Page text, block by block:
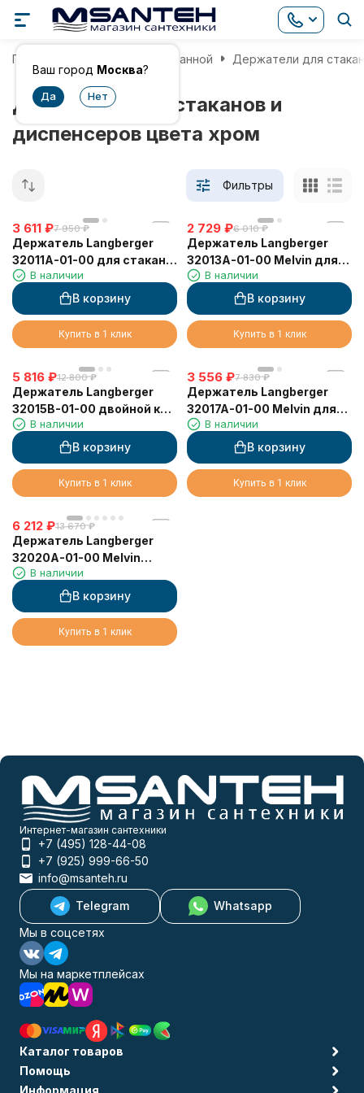
Ваш город Москва?
Главная Аксессуары для ванной Держатели для
Держатели для стаканов и
диспенсеров цвета хром
Фильтры
3 611 ₽7 950 ₽
Держатель Langberger
32011A-01-00 для стакана
или диспенсера
одинарный к стене
В наличии
В корзину
Купить в 1 клик
2 729 ₽6 010 ₽
Держатель Langberger
32013A-01-00 Melvin для
стакана или диспенсера
одинарный настольный
В наличии
В корзину
Купить в 1 клик
5 816 ₽12 800 ₽
Держатель Langberger
32015B-01-00 двойной к
стене с полкой
(мыльница, стакан,
диспенсер)
В наличии
В корзину
Купить в 1 клик
3 556 ₽7 830 ₽
Держатель Langberger
32017A-01-00 Melvin для
стаканов двойной
В наличии
В корзину
Купить в 1 клик
6 212 ₽13 670 ₽
Держатель Langberger
32020A-01-00 Melvin
тройной к стене (для
мыльницы, стакана,
диспенсера)
В наличии
В корзину
Купить в 1 клик
Интернет-магазин сантехники
+7 (495) 128-44-08
+7 (925) 999-66-50
info@msanteh.ru
Telegram
Whatsapp
Мы в соцсетях
Мы на маркетплейсах
Каталог товаров
Помощь
Информация